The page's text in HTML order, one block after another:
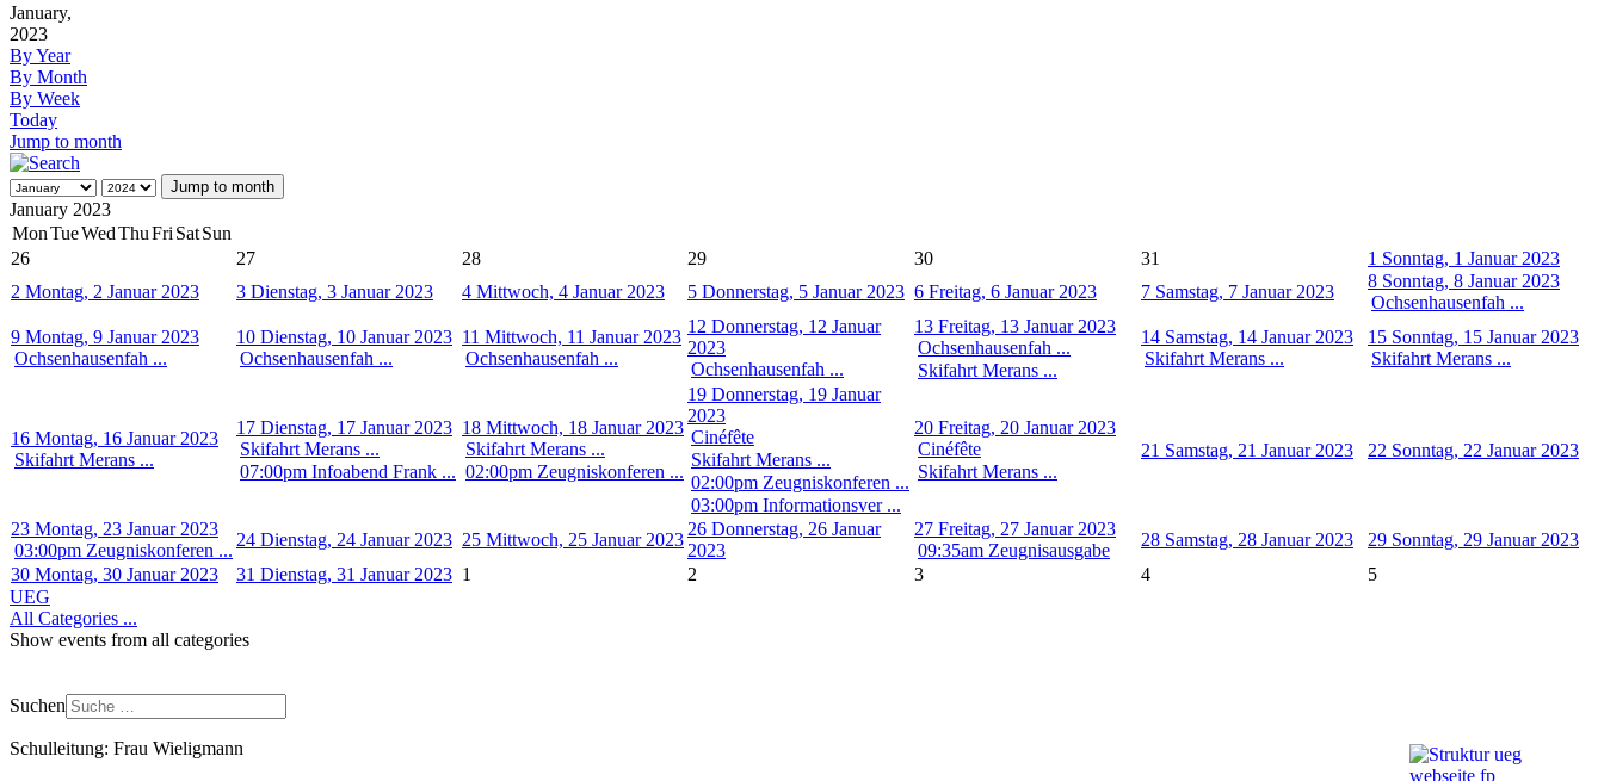
January,
2023
By Year
By Month
By Week
Today
Jump to month
Jump to month
January 2023
MonTueWedThuFri SatSun
26
27 28 29 30 31 1 Sonntag, 1 Januar 2023
2 Montag, 2 Januar 2023 3 Dienstag, 3 Januar 2023 4 Mittwoch, 4 Januar 2023 5 Donnerstag, 5 Januar 2023 6 Freitag, 6 Januar 2023 7 Samstag, 7 Januar 2023
8 Sonntag, 8 Januar 2023
Ochsenhausenfah ...
9 Montag, 9 Januar 2023
Ochsenhausenfah ...
10 Dienstag, 10 Januar 2023
Ochsenhausenfah ...
11 Mittwoch, 11 Januar 2023
Ochsenhausenfah ...
12 Donnerstag, 12 Januar
2023
Ochsenhausenfah ...
13 Freitag, 13 Januar 2023
Ochsenhausenfah ...
Skifahrt Merans ...
14 Samstag, 14 Januar 2023
Skifahrt Merans ...
15 Sonntag, 15 Januar 2023
Skifahrt Merans ...
16 Montag, 16 Januar 2023
Skifahrt Merans ...
17 Dienstag, 17 Januar 2023
Skifahrt Merans ...
07:00pm Infoabend Frank ...
18 Mittwoch, 18 Januar 2023
Skifahrt Merans ...
02:00pm Zeugniskonferen ...
19 Donnerstag, 19 Januar
2023
Cinéfête
Skifahrt Merans ...
02:00pm Zeugniskonferen ...
03:00pm Informationsver ...
20 Freitag, 20 Januar 2023
Cinéfête
Skifahrt Merans ...
21 Samstag, 21 Januar 2023 22 Sonntag, 22 Januar 2023
23 Montag, 23 Januar 2023
03:00pm Zeugniskonferen ...
24 Dienstag, 24 Januar 2023 25 Mittwoch, 25 Januar 2023
26 Donnerstag, 26 Januar
2023
27 Freitag, 27 Januar 2023
09:35am Zeugnisausgabe
28 Samstag, 28 Januar 2023 29 Sonntag, 29 Januar 2023
30 Montag, 30 Januar 2023 31 Dienstag, 31 Januar 2023 1 2 3 4
5
UEG
All Categories ...
Show events from all categories
Suchen
Schulleitung: Frau Wieligmann